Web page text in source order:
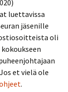
luettavissa
jäsenille
oli
et vielä ole
.